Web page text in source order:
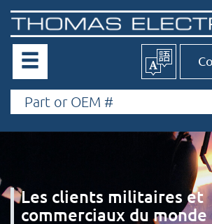
Les clients militaires et
commerciaux du